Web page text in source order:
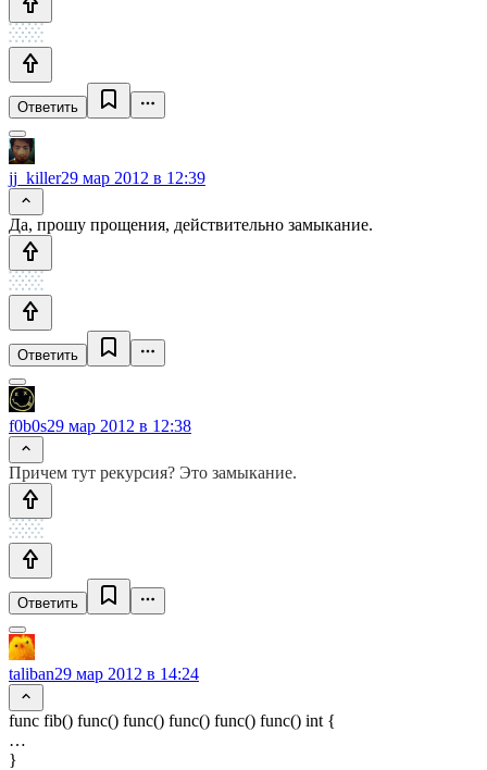
Ответить
jj_killer29 мар 2012 в 12:39
Да, прошу прощения, действительно замыкание.
Ответить
f0b0s29 мар 2012 в 12:38
Причем тут рекурсия? Это замыкание.
Ответить
taliban29 мар 2012 в 14:24
func fib() func() func() func() func() func() int {
…
}